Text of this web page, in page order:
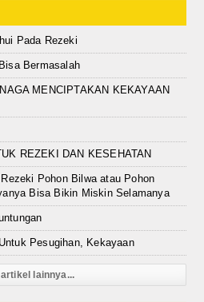
Pada Rezeki
Bermasalah
MENCIPTAKAN KEKAYAAN
REZEKI DAN KESEHATAN
Pohon Bilwa atau Pohon
Bisa Bikin Miskin Selamanya
Pesugihan, Kekayaan
artikel lainnya...